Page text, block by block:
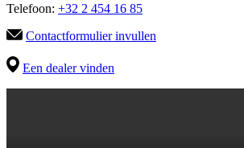
Telefoon: +32 2 454 16 85
Contactformulier invullen
Een dealer vinden